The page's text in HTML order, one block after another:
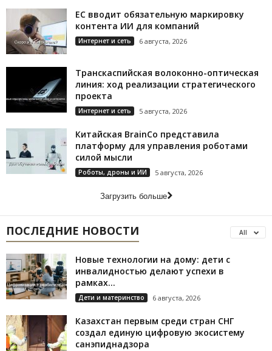
ЕС вводит обязательную маркировку
контента ИИ для компаний
Интернет и сеть 6 августа, 2026
Транскаспийская волоконно-оптическая
линия: ход реализации стратегического
проекта
Интернет и сеть 5 августа, 2026
Китайская BrainCo представила
платформу для управления роботами
силой мысли
Роботы, дроны и ИИ 5 августа, 2026
Загрузить больше
ПОСЛЕДНИЕ НОВОСТИ All
Новые технологии на дому: дети с
инвалидностью делают успехи в
рамках...
Дети и материнство 6 августа, 2026
Казахстан первым среди стран СНГ
создал единую цифровую экосистему
санэпиднадзора